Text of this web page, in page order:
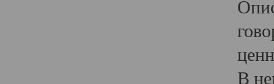
В